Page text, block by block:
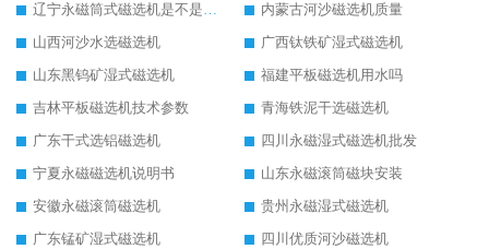
辽宁永磁筒式磁选机是不是强磁
内蒙古河沙磁选机质量
山西河沙水选磁选机
广西钛铁矿湿式磁选机
山东黑钨矿湿式磁选机
福建平板磁选机用水吗
吉林平板磁选机技术参数
青海铁泥干选磁选机
广东干式选铝磁选机
四川永磁湿式磁选机批发
宁夏永磁磁选机说明书
山东永磁滚筒磁块安装
安徽永磁滚筒磁选机
贵州永磁湿式磁选机
广东锰矿湿式磁选机
四川优质河沙磁选机